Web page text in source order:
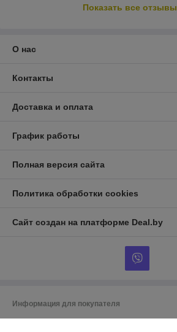
Показать все отзывы
О нас
Контакты
Доставка и оплата
График работы
Полная версия сайта
Политика обработки cookies
Сайт создан на платформе Deal.by
Информация для покупателя